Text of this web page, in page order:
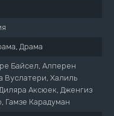
Драма
Байсел, Алперен
Вуслатери, Халиль
Аксюек, Дженгиз
Гамзе Карадуман